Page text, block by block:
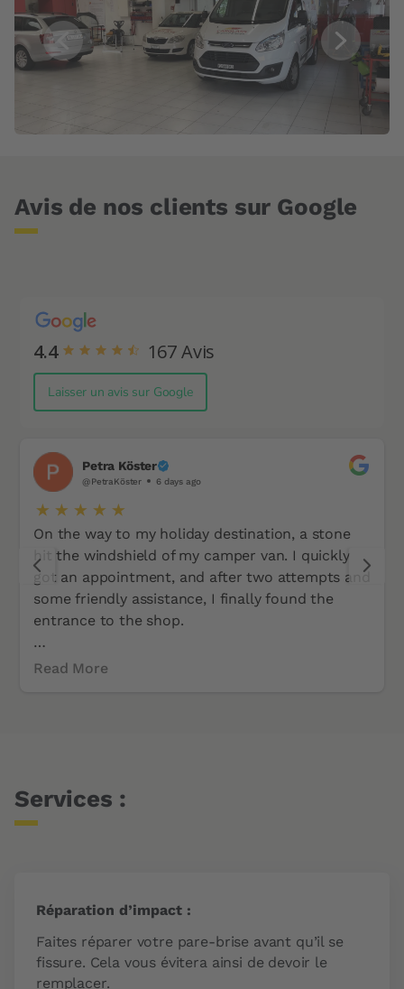
Avis de nos clients sur Google
4.4 167Avis
Laisser un avis sur Google
Petra Köster
@PetraKöster 6 days ago
On the way to my holiday destination, a stone
hit the windshield of my camper van. I quickly
got an appointment, and after two attempts and
some friendly assistance, I finally found the
entrance to the shop.
The repair was done perfectly, and the younger
Services
Read More
Services :
Réparation d’impact :
Faites réparer votre pare-brise avant qu’il se
fissure. Cela vous évitera ainsi de devoir le
remplacer.